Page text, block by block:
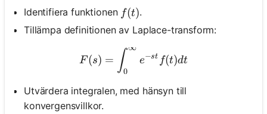
Identifiera funktionen f(t)
f(t).
Tillämpa definitionen av Laplace-transform:
F(s) = \int_0^{\infty}
F(s) = ∫0
∞
e−st f(t)dt
Utvärdera integralen, med hänsyn till
konvergensvillkor.